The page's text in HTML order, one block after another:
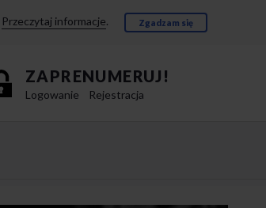
Przeczytaj informacje. Zgadzam się
ZAPRENUMERUJ!
Logowanie Rejestracja